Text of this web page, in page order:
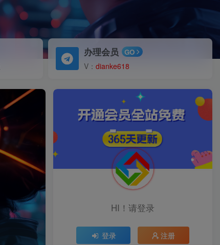
办理会员 GO
V： dianke618
HI！请登录
登录 注册